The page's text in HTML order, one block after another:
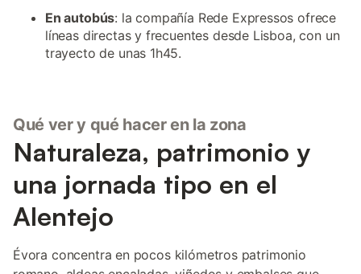
En autobús: la compañía Rede Expressos ofrece
líneas directas y frecuentes desde Lisboa, con un
trayecto de unas 1h45.
Qué ver y qué hacer en la zona
Naturaleza, patrimonio y
una jornada tipo en el
Alentejo
Évora concentra en pocos kilómetros patrimonio